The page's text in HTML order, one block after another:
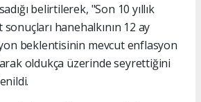
belirtilerek, "Son 10 yıllık
hanehalkının 12 ay
beklentisinin mevcut enflasyon
oldukça üzerinde seyrettiğini